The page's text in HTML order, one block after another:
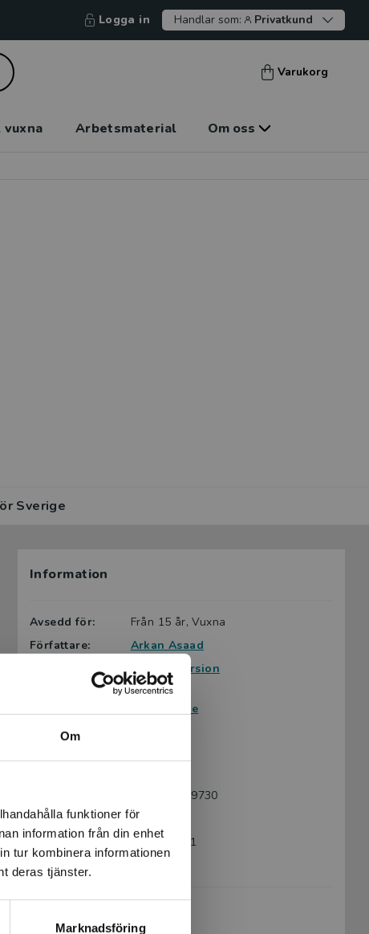
Om
funktioner för
information från din enhet
tur kombinera informationen
deras tjänster.
Marknadsföring
Logga in Handlar som: Privatkund
Varukorg
Arbetsmaterial Om oss
Sverige
Information
Avsedd för:
Från 15 år, Vuxna
Författare:
Arkan Asaad
Lättläst version
Ämnesområde:
Kärlek
Ny i Sverige
9789179499730
Utgivningsår:
2025
Artikelnummer:
48609-PA01
Upplaga: